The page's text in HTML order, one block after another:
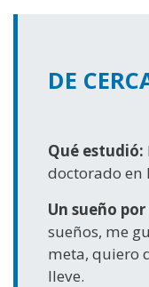
DE
Qué estudió:
doctorado en
Un sueño
sueños, me
meta, quiero
lleve.